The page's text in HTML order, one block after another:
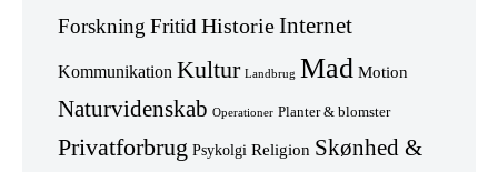
Forskning Fritid HistorieInternet
Kommunikation Kultur Landbrug Mad Motion
Naturvidenskab Operationer Planter & blomster
Privatforbrug Psykolgi Religion Skønhed &